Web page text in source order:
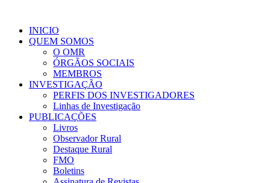
INICIO
QUEM SOMOS
O OMR
ÓRGÃOS SOCIAIS
MEMBROS
INVESTIGAÇÃO
PERFIS DOS INVESTIGADORES
Linhas de Investigação
PUBLICAÇÕES
Livros
Observador Rural
Destaque Rural
FMO
Boletins